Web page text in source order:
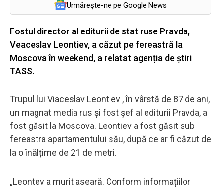
Urmărește-ne pe Google News
Fostul director al editurii de stat ruse Pravda,
Veaceslav Leontiev, a căzut pe fereastră la
Moscova în weekend, a relatat agenția de știri
TASS.
Trupul lui Viaceslav Leontiev , în vârstă de 87 de ani,
un magnat media rus și fost șef al editurii Pravda, a
fost găsit la Moscova. Leontiev a fost găsit sub
fereastra apartamentului său, după ce ar fi căzut de
la o înălțime de 21 de metri.
„Leontev a murit aseară. Conform informațiilor